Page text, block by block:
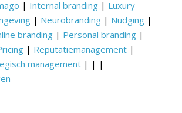
| Internal branding | Luxury
| Neurobranding | Nudging |
branding | Personal branding |
| Reputatiemanagement |
management | | |